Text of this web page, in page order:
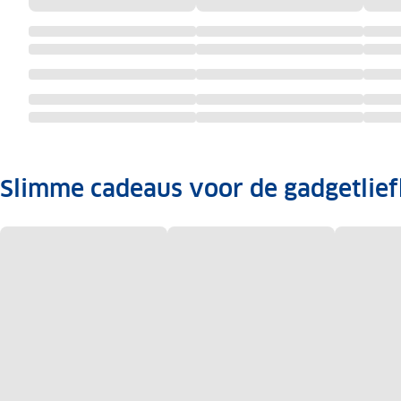
Slimme cadeaus voor de